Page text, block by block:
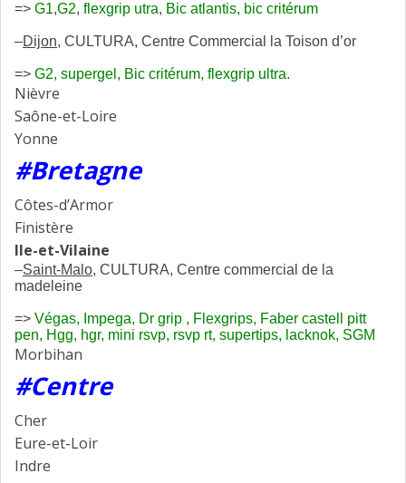
=> G1,G2, flexgrip utra, Bic atlantis, bic critérum
–Dijon, CULTURA, Centre Commercial la Toison d’or
=> G2, supergel, Bic critérum, flexgrip ultra.
Nièvre
Saône-et-Loire
Yonne
#Bretagne
Côtes-d’Armor
Finistère
Ile-et-Vilaine
–Saint-Malo, CULTURA, Centre commercial de la
madeleine
=> Végas, Impega, Dr grip , Flexgrips, Faber castell pitt
pen, Hgg, hgr, mini rsvp, rsvp rt, supertips, lacknok, SGM
Morbihan
#Centre
Cher
Eure-et-Loir
Indre